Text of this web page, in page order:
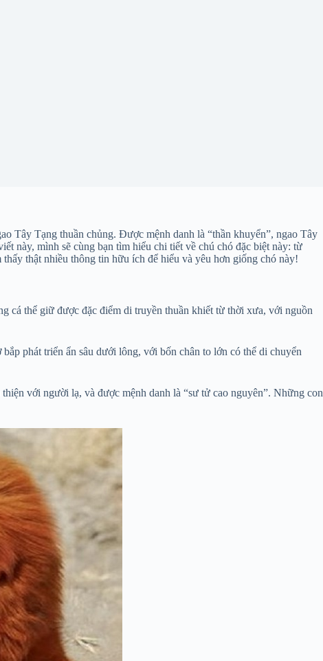
Tây Tạng thuần chủng. Được mệnh danh là “thần khuyển”, ngao Tây
này, mình sẽ cùng bạn tìm hiểu chi tiết về chú chó đặc biệt này: từ
thật nhiều thông tin hữu ích để hiểu và yêu hơn giống chó này!
cá thể giữ được đặc điểm di truyền thuần khiết từ thời xưa, với nguồn
phát triển ẩn sâu dưới lông, với bốn chân to lớn có thể di chuyển
với người lạ, và được mệnh danh là “sư tử cao nguyên”. Những con